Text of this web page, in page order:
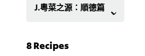
J.粵菜之源：順德篇
8Recipes